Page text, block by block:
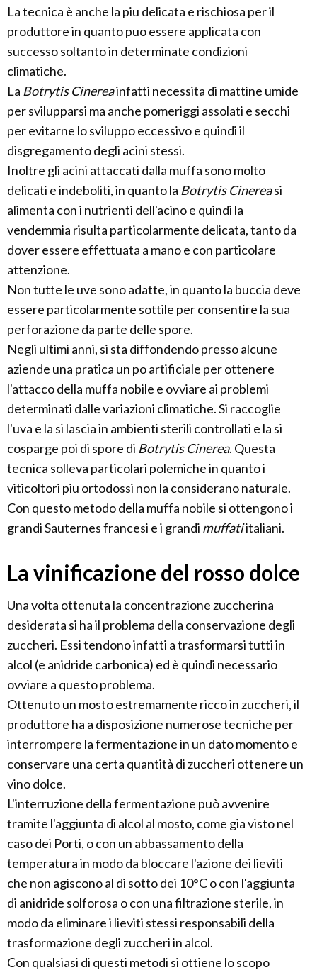
La tecnica è anche la piu delicata e rischiosa per il
produttore in quanto puo essere applicata con
successo soltanto in determinate condizioni
climatiche.
La Botrytis Cinereainfatti necessita di mattine umide
per svilupparsi ma anche pomeriggi assolati e secchi
per evitarne lo sviluppo eccessivo e quindi il
disgregamento degli acini stessi.
Inoltre gli acini attaccati dalla muffa sono molto
delicati e indeboliti, in quanto la Botrytis Cinereasi
alimenta con i nutrienti dell'acino e quindi la
vendemmia risulta particolarmente delicata, tanto da
dover essere effettuata a mano e con particolare
attenzione.
Non tutte le uve sono adatte, in quanto la buccia deve
essere particolarmente sottile per consentire la sua
perforazione da parte delle spore.
Negli ultimi anni, si sta diffondendo presso alcune
aziende una pratica un po artificiale per ottenere
l'attacco della muffa nobile e ovviare ai problemi
determinati dalle variazioni climatiche. Si raccoglie
l'uva e la si lascia in ambienti sterili controllati e la si
cosparge poi di spore di Botrytis Cinerea. Questa
tecnica solleva particolari polemiche in quanto i
viticoltori piu ortodossi non la considerano naturale.
Con questo metodo della muffa nobile si ottengono i
grandi Sauternes francesi e i grandi muffatiitaliani.
La vinificazione del rosso dolce
Una volta ottenuta la concentrazione zuccherina
desiderata si ha il problema della conservazione degli
zuccheri. Essi tendono infatti a trasformarsi tutti in
alcol (e anidride carbonica) ed è quindi necessario
ovviare a questo problema.
Ottenuto un mosto estremamente ricco in zuccheri, il
produttore ha a disposizione numerose tecniche per
interrompere la fermentazione in un dato momento e
conservare una certa quantità di zuccheri ottenere un
vino dolce.
L'interruzione della fermentazione può avvenire
tramite l'aggiunta di alcol al mosto, come gia visto nel
caso dei Porti, o con un abbassamento della
temperatura in modo da bloccare l'azione dei lieviti
che non agiscono al di sotto dei 10°C o con l'aggiunta
di anidride solforosa o con una filtrazione sterile, in
modo da eliminare i lieviti stessi responsabili della
trasformazione degli zuccheri in alcol.
Con qualsiasi di questi metodi si ottiene lo scopo